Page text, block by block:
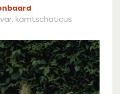
kamtschaticus